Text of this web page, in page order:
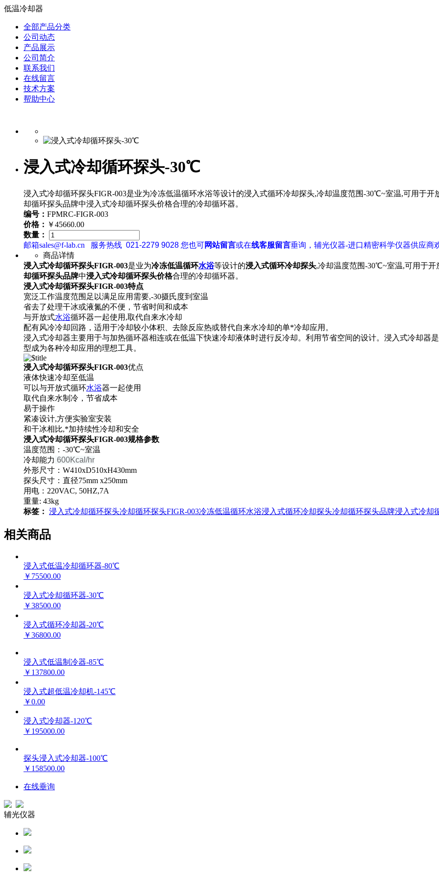
低温冷却器
全部产品分类
公司动态
产品展示
公司简介
联系我们
在线留言
技术方案
帮助中心
浸入式冷却循环探头-30℃
浸入式冷却循环探头FIGR-003是业为冷冻低温循环水浴等设计的浸入式循环冷却探头,冷却温度范围-30℃~室温,可用于
却循环探头品牌中浸入式冷却循环探头价格合理的冷却循环器。
编号： FPMRC-FIGR-003
价格： ￥45660.00
数量：
邮箱sales@f-lab.cn
服务热线 021-2279 9028 您也可网站留言或在线客服留言垂询，辅光仪器-进口精密科学仪器供应商
商品详情
浸入式冷却循环探头FIGR-003是业为冷冻低温循环水浴等设计的浸入式循环冷却探头,冷却温度范围-30℃~室温,可用于
却循环探头品牌中浸入式冷却循环探头价格合理的冷却循环器。
浸入式冷却循环探头FIGR-003特点
宽泛工作温度范围足以满足应用需要,-30摄氏度到室温
省去了处理干冰或液氮的不便，节省时间和成本
与开放式水浴循环器一起使用,取代自来水冷却
配有风冷冷却回路，适用于冷却较小体积、去除反应热或替代自来水冷却的单*冷却应用。
浸入式冷却器主要用于与加热循环器相连或在低温下快速冷却液体时进行反冷却。利用节省空间的设计。浸入式冷却器
型成为各种冷却应用的理想工具。
浸入式冷却循环探头FIGR-003优点
液体快速冷却至低温
可以与开放式循环水浴器一起使用
取代自来水制冷，节省成本
易于操作
紧凑设计,方便实验室安装
和干冰相比,*加持续性冷却和安全
浸入式冷却循环探头FIGR-003规格参数
温度范围：-30℃~室温
冷却能力 600Kcal/hr
外形尺寸：W410xD510xH430mm
探头尺寸：直径75mm x250mm
用电：220VAC, 50HZ,7A
重量: 43kg
标签： 浸入式冷却循环探头冷却循环探头FIGR-003冷冻低温循环水浴浸入式循环冷却探头冷却循环探头品牌浸入式冷却
相关商品
浸入式低温冷却循环器-80℃
￥75500.00
浸入式冷却循环器-30℃
￥38500.00
浸入式循环冷却器-20℃
￥36800.00
浸入式低温制冷器-85℃
￥137800.00
浸入式超低温冷却机-145℃
￥0.00
浸入式冷却器-120℃
￥195000.00
探头浸入式冷却器-100℃
￥158500.00
在线垂询
辅光仪器